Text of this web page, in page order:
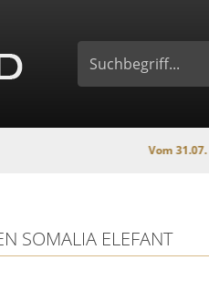
Vom 31.07. -
SOMALIA ELEFANT